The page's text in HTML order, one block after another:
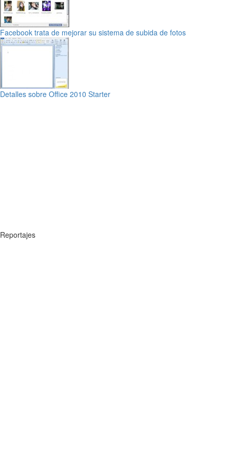
Facebook trata de mejorar su sistema de subida de fotos
Detalles sobre Office 2010 Starter
Reportajes